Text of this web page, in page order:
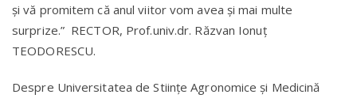
și vă promitem că anul viitor vom avea și mai multe
surprize.” RECTOR, Prof.univ.dr. Răzvan Ionuț
TEODORESCU.
Despre Universitatea de Stiinţe Agronomice şi Medicină